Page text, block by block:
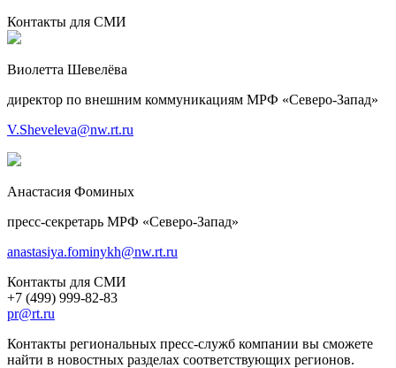
Контакты для СМИ
Виолетта Шевелёва
директор по внешним коммуникациям МРФ «Северо-Запад»
V.Sheveleva@nw.rt.ru
Анастасия Фоминых
пресс-секретарь МРФ «Северо-Запад»
anastasiya.fominykh@nw.rt.ru
Контакты для СМИ
+7 (499) 999-82-83
pr@rt.ru
Контакты региональных пресс-служб компании вы сможете
найти в новостных разделах соответствующих регионов.